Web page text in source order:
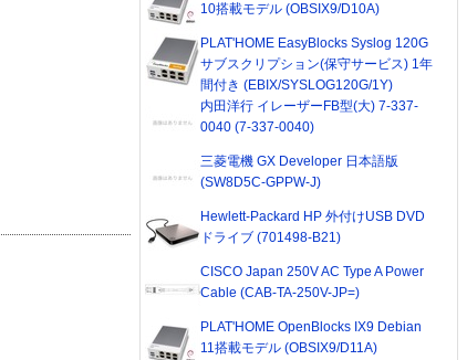
10搭載モデル (OBSIX9/D10A)
PLAT'HOME EasyBlocks Syslog 120G
サブスクリプション(保守サービス) 1年
間付き (EBIX/SYSLOG120G/1Y)
内田洋行 イレーザーFB型(大) 7-337-
0040 (7-337-0040)
三菱電機 GX Developer 日本語版
(SW8D5C-GPPW-J)
Hewlett-Packard HP 外付けUSB DVD
ドライブ (701498-B21)
CISCO Japan 250V AC Type A Power
Cable (CAB-TA-250V-JP=)
PLAT'HOME OpenBlocks IX9 Debian
11搭載モデル (OBSIX9/D11A)